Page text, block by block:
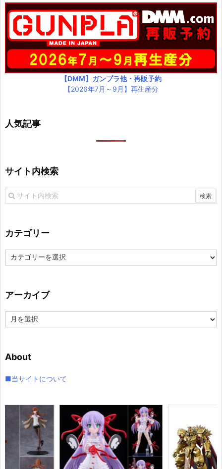
【DMM】ガンプラ他・再販予約
【2026年7月～9月】再生産分
人気記事
サイト内検索
カテゴリー
カ
テ
ー
アーカイブ
ー
ブ
About
■当サイトについて